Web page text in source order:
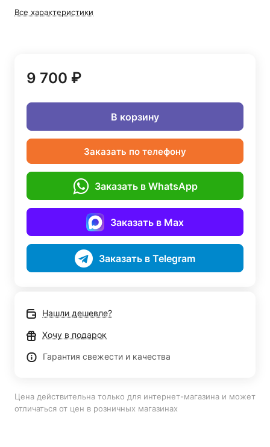
Все характеристики
9 700 ₽
В корзину
Заказать по телефону
Заказать в WhatsApp
Заказать в Max
Заказать в Telegram
Нашли дешевле?
Хочу в подарок
Гарантия свежести и качества
Цена действительна только для интернет-магазина и может
отличаться от цен в розничных магазинах